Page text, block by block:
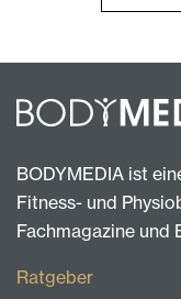
BODYMEDIA ist
Fitness- und
Fachmagazine und
Ratgeber